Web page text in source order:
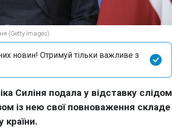
(Getty Images)
новин! Отримуй тільки важливе з
Силіня подала у відставку слідом
із нею свої повноваження складе
країни.